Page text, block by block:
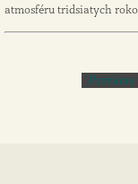
atmosféru tridsiatych
Previous